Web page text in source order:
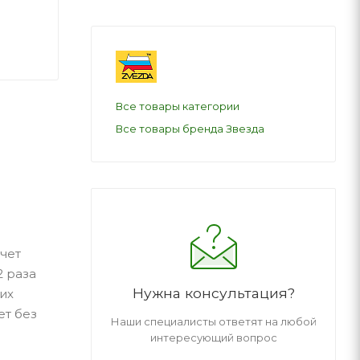
раза
без
Все товары категории
Все товары бренда Звезда
Нужна консультация?
Наши специалисты ответят на любой
интересующий вопрос